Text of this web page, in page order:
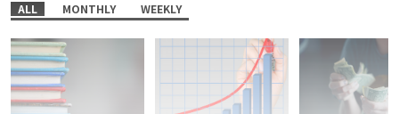
ALL MONTHLY WEEKLY